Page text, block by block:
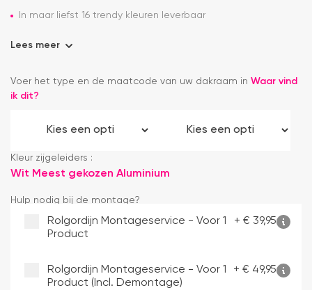
In maar liefst 16 trendy kleuren leverbaar
Lees meer
Voer het type en de maatcode van uw dakraam in Waar vind
ik dit?
Kleur zijgeleiders :
Wit Meest gekozen Aluminium
Hulp nodig bij de montage?
Rolgordijn Montageservice - Voor 1
Product
+ € 39,95
Rolgordijn Montageservice - Voor 1
Product (incl. Demontage)
+ € 49,95